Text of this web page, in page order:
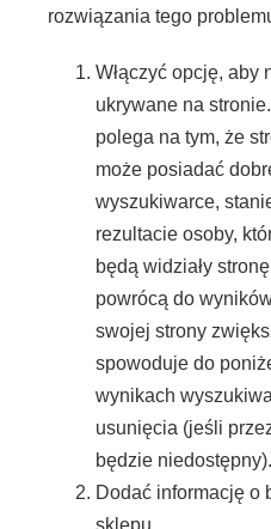
rozwiązania tego
Włączyć opcję, aby
ukrywane na
polega na tym, że
może posiadać
wyszukiwarce,
rezultacie osoby,
będą widziały
powrócą do
swojej strony
spowoduje do
wynikach
usunięcia (jeśli
będzie niedostępny).
Dodać informację o